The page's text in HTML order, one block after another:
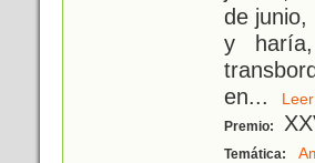
de
y
en...
Premio:
Temática: